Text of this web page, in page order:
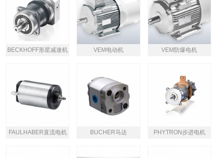
BECKHOFF形星减速机 VEM电动机 VEM防爆电机
FAULHABER直流电机 BUCHER马达 PHYTRON步进电机